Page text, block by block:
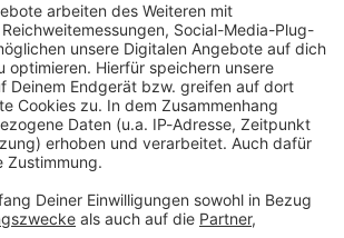
Kontaktformular
Sprachnachricht
© dpa-infocom, dpa:260119-930-566804/1